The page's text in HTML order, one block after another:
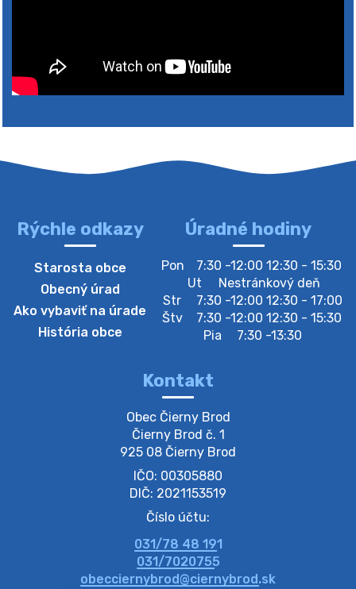
4. augusta 2026 10:05
Zberný dvor-Gyűjtőudvar
Oznamujeme obyvateľom, že v stredu 05. augusta
bude zberný dvor zatvorený. Értesítjük a lakosokat,
hogy szerdán augusztus 05-én a gyűjtőudvar zárva
lesz https://ciernybrod.sk?p=214…
Zber separovaného odpadu plastu-
Szeparált műanya…
Oznamujeme obyvateľom, že v stredu 05. augusta
prebehne zber separovaného odpadu plastu. Prosíme
obyvateľov, aby vrecia s odpadom vyložili pred dom už
večer vopred, nakoľko firma F…
4. augusta 2026 09:51
Oznámenie o plánovanom prerušení dodávky
elektri…
Rýchle odkazy
Starosta obce
Obecný úrad
Ako vybaviť na úrade
História obce
Úradné hodiny
Pon
7:30 -12:00 12:30 - 15:30
Ut
Nestránkový deň
Str
7:30 -12:00 12:30 - 17:00
Štv
7:30 -12:00 12:30 - 15:30
Pia
7:30 -13:30
Kontakt
Obec Čierny Brod
Čierny Brod č. 1
925 08 Čierny Brod
IČO: 00305880
DIČ: 2021153519
Číslo účtu:
031/78 48 191
031/7020755
obecciernybrod@ciernybrod.sk